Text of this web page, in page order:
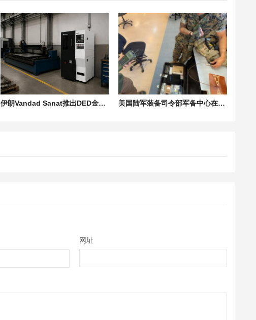
伊朗Vandad Sanat推出DED金属3D打印机P240-A，瞄准本土化制造 美国陆军装备司令部军备中心在“2026年勇敢盾牌”演习中展示远程3D打印电子设备技术
网址